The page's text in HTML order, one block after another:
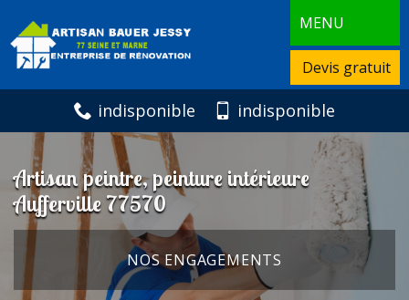
MENU
Devis gratuit
indisponible indisponible
Artisan peintre, peinture intérieure
Aufferville 77570
NOS ENGAGEMENTS